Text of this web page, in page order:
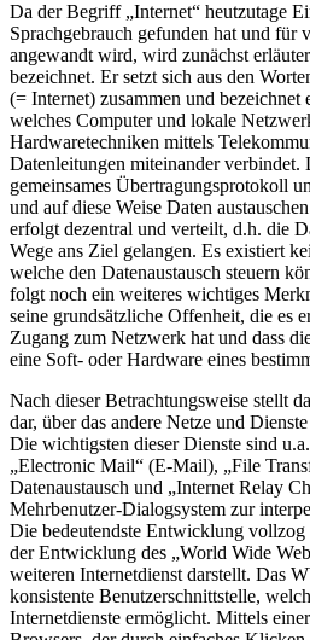
Da der Begriff „Internet“ heutzutage
Sprachgebrauch gefunden hat und für
angewandt wird, wird zunächst
bezeichnet. Er setzt sich aus den
(= Internet) zusammen und bezeichnet
welches Computer und lokale
Hardwaretechniken mittels
Datenleitungen miteinander verbindet.
gemeinsames Übertragungsprotokoll
und auf diese Weise Daten
erfolgt dezentral und verteilt, d.h. die
Wege ans Ziel gelangen. Es existiert
welche den Datenaustausch steuern
folgt noch ein weiteres wichtiges
seine grundsätzliche Offenheit, die es
Zugang zum Netzwerk hat und dass
eine Soft- oder Hardware eines
Nach dieser Betrachtungsweise stellt
dar, über das andere Netze und
Die wichtigsten dieser Dienste sind
„Electronic Mail“ (E-Mail), „File
Datenaustausch und „Internet Relay
Mehrbenutzer-Dialogsystem zur
Die bedeutendste Entwicklung
der Entwicklung des „World Wide
weiteren Internetdienst darstellt. Das
konsistente Benutzerschnittstelle,
Internetdienste ermöglicht. Mittels